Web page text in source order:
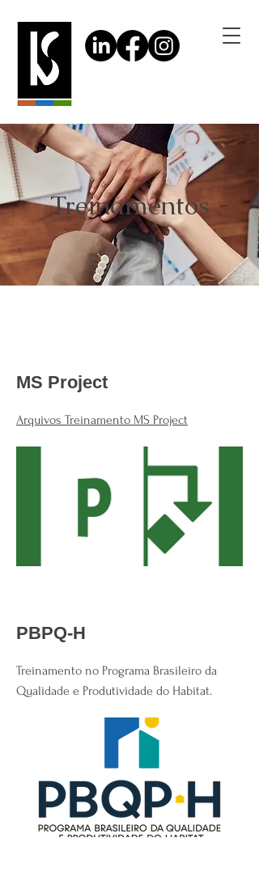
Treinamentos
MS Project
Arquivos Treinamento MS Project
PBPQ-H
Treinamento no Programa Brasileiro da
Qualidade e Produtividade do Habitat.